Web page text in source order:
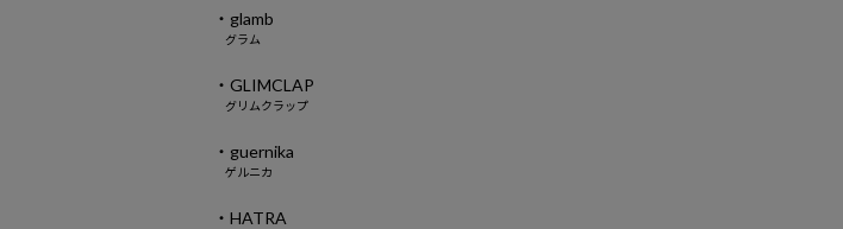
・glamb
グラム
・GLIMCLAP
グリムクラップ
・guernika
ゲルニカ
・HATRA